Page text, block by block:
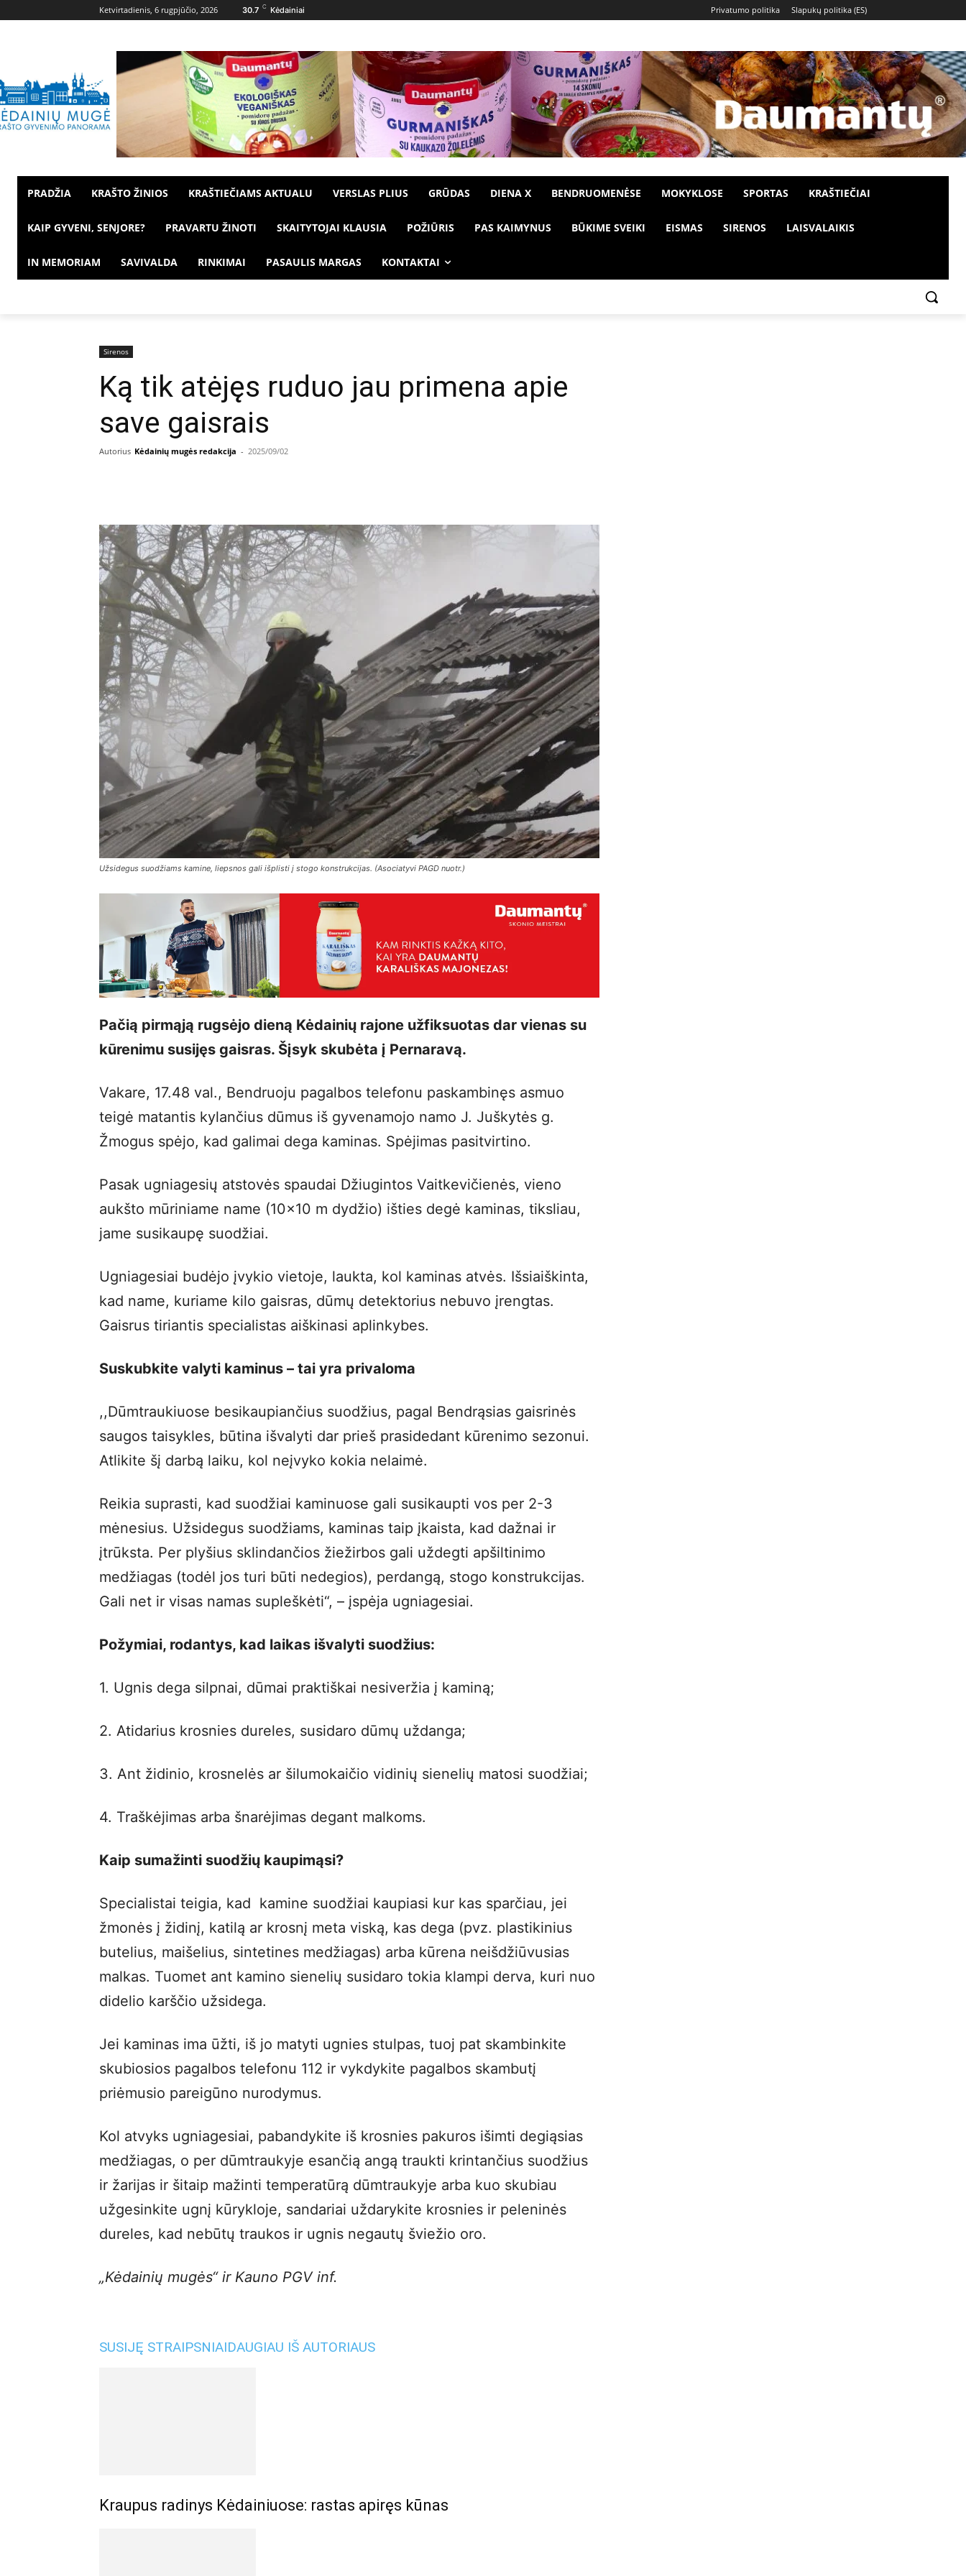
Ketvirtadienis, 6 rugpjūčio, 2026 30.7 C Kėdainiai Privatumo politika Slapukų politika (ES)
PRADŽIA KRAŠTO ŽINIOS KRAŠTIEČIAMS AKTUALU VERSLAS PLIUS GRŪDAS DIENA X BENDRUOMENĖSE MOKYKLOSE SPORTAS KRAŠTIEČIAI
KAIP GYVENI, SENJORE? PRAVARTU ŽINOTI SKAITYTOJAI KLAUSIA POŽIŪRIS PAS KAIMYNUS BŪKIME SVEIKI EISMAS SIRENOS LAISVALAIKIS
IN MEMORIAM SAVIVALDA RINKIMAI PASAULIS MARGAS KONTAKTAI
Sirenos
Ką tik atėjęs ruduo jau primena apie
save gaisrais
Autorius Kėdainių mugės redakcija - 2025/09/02
Užsidegus suodžiams kamine, liepsnos gali išplisti į stogo konstrukcijas. (Asociatyvi PAGD nuotr.)
Pačią pirmąją rugsėjo dieną Kėdainių rajone užfiksuotas dar vienas su
kūrenimu susijęs gaisras. Šįsyk skubėta į Pernaravą.
Vakare, 17.48 val., Bendruoju pagalbos telefonu paskambinęs asmuo
teigė matantis kylančius dūmus iš gyvenamojo namo J. Juškytės g.
Žmogus spėjo, kad galimai dega kaminas. Spėjimas pasitvirtino.
Pasak ugniagesių atstovės spaudai Džiugintos Vaitkevičienės, vieno
aukšto mūriniame name (10×10 m dydžio) išties degė kaminas, tiksliau,
jame susikaupę suodžiai.
Ugniagesiai budėjo įvykio vietoje, laukta, kol kaminas atvės. Išsiaiškinta,
kad name, kuriame kilo gaisras, dūmų detektorius nebuvo įrengtas.
Gaisrus tiriantis specialistas aiškinasi aplinkybes.
Suskubkite valyti kaminus – tai yra privaloma
,,Dūmtraukiuose besikaupiančius suodžius, pagal Bendrąsias gaisrinės
saugos taisykles, būtina išvalyti dar prieš prasidedant kūrenimo sezonui.
Atlikite šį darbą laiku, kol neįvyko kokia nelaimė.
Reikia suprasti, kad suodžiai kaminuose gali susikaupti vos per 2-3
mėnesius. Užsidegus suodžiams, kaminas taip įkaista, kad dažnai ir
įtrūksta. Per plyšius sklindančios žiežirbos gali uždegti apšiltinimo
medžiagas (todėl jos turi būti nedegios), perdangą, stogo konstrukcijas.
Gali net ir visas namas supleškėti“, – įspėja ugniagesiai.
Požymiai, rodantys, kad laikas išvalyti suodžius:
1. Ugnis dega silpnai, dūmai praktiškai nesiveržia į kaminą;
2. Atidarius krosnies dureles, susidaro dūmų uždanga;
3. Ant židinio, krosnelės ar šilumokaičio vidinių sienelių matosi suodžiai;
4. Traškėjimas arba šnarėjimas degant malkoms.
Kaip sumažinti suodžių kaupimąsi?
Specialistai teigia, kad kamine suodžiai kaupiasi kur kas sparčiau, jei
žmonės į židinį, katilą ar krosnį meta viską, kas dega (pvz. plastikinius
butelius, maišelius, sintetines medžiagas) arba kūrena neišdžiūvusias
malkas. Tuomet ant kamino sienelių susidaro tokia klampi derva, kuri nuo
didelio karščio užsidega.
Jei kaminas ima ūžti, iš jo matyti ugnies stulpas, tuoj pat skambinkite
skubiosios pagalbos telefonu 112 ir vykdykite pagalbos skambutį
priėmusio pareigūno nurodymus.
Kol atvyks ugniagesiai, pabandykite iš krosnies pakuros išimti degiąsias
medžiagas, o per dūmtraukyje esančią angą traukti krintančius suodžius
ir žarijas ir šitaip mažinti temperatūrą dūmtraukyje arba kuo skubiau
užgesinkite ugnį kūrykloje, sandariai uždarykite krosnies ir peleninės
dureles, kad nebūtų traukos ir ugnis negautų šviežio oro.
„Kėdainių mugės“ ir Kauno PGV inf.
SUSIJĘ STRAIPSNIAIDAUGIAU IŠ AUTORIAUS
Kraupus radinys Kėdainiuose: rastas apiręs kūnas